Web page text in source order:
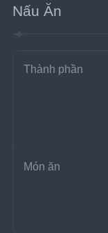
Nấu Ăn
Thành phần
Món ăn